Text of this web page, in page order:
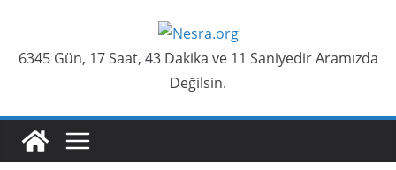
content
6345 Gün, 17 Saat, 43 Dakika ve 12 Saniyedir Aramızda
Değilsin.